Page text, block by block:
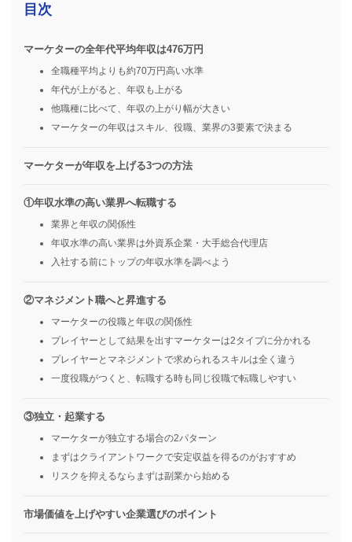
目次
マーケターの全年代平均年収は476万円
全職種平均よりも約70万円高い水準
年代が上がると、年収も上がる
他職種に比べて、年収の上がり幅が大きい
マーケターの年収はスキル、役職、業界の3要素で決まる
マーケターが年収を上げる3つの方法
①年収水準の高い業界へ転職する
業界と年収の関係性
年収水準の高い業界は外資系企業・大手総合代理店
入社する前にトップの年収水準を調べよう
②マネジメント職へと昇進する
マーケターの役職と年収の関係性
プレイヤーとして結果を出すマーケターは2タイプに分かれる
プレイヤーとマネジメントで求められるスキルは全く違う
一度役職がつくと、転職する時も同じ役職で転職しやすい
③独立・起業する
マーケターが独立する場合の2パターン
まずはクライアントワークで安定収益を得るのがおすすめ
リスクを抑えるならまずは副業から始める
市場価値を上げやすい企業選びのポイント